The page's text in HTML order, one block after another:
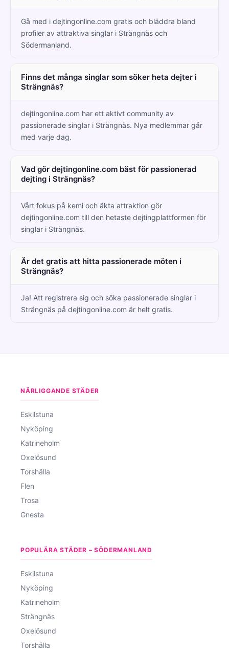
Gå med i dejtingonline.com gratis och bläddra bland
profiler av attraktiva singlar i Strängnäs och
Södermanland.
Finns det många singlar som söker heta dejter i
Strängnäs?
dejtingonline.com har ett aktivt community av
passionerade singlar i Strängnäs. Nya medlemmar går
med varje dag.
Vad gör dejtingonline.com bäst för passionerad
dejting i Strängnäs?
Vårt fokus på kemi och äkta attraktion gör
dejtingonline.com till den hetaste dejtingplattformen för
singlar i Strängnäs.
Är det gratis att hitta passionerade möten i
Strängnäs?
Ja! Att registrera sig och söka passionerade singlar i
Strängnäs på dejtingonline.com är helt gratis.
NÄRLIGGANDE STÄDER
Eskilstuna
Nyköping
Katrineholm
Oxelösund
Torshälla
Flen
Trosa
Gnesta
POPULÄRA STÄDER – SÖDERMANLAND
Eskilstuna
Nyköping
Katrineholm
Strängnäs
Oxelösund
Torshälla